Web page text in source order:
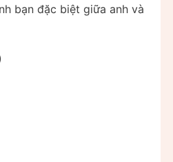
bạn đặc biệt giữa anh và